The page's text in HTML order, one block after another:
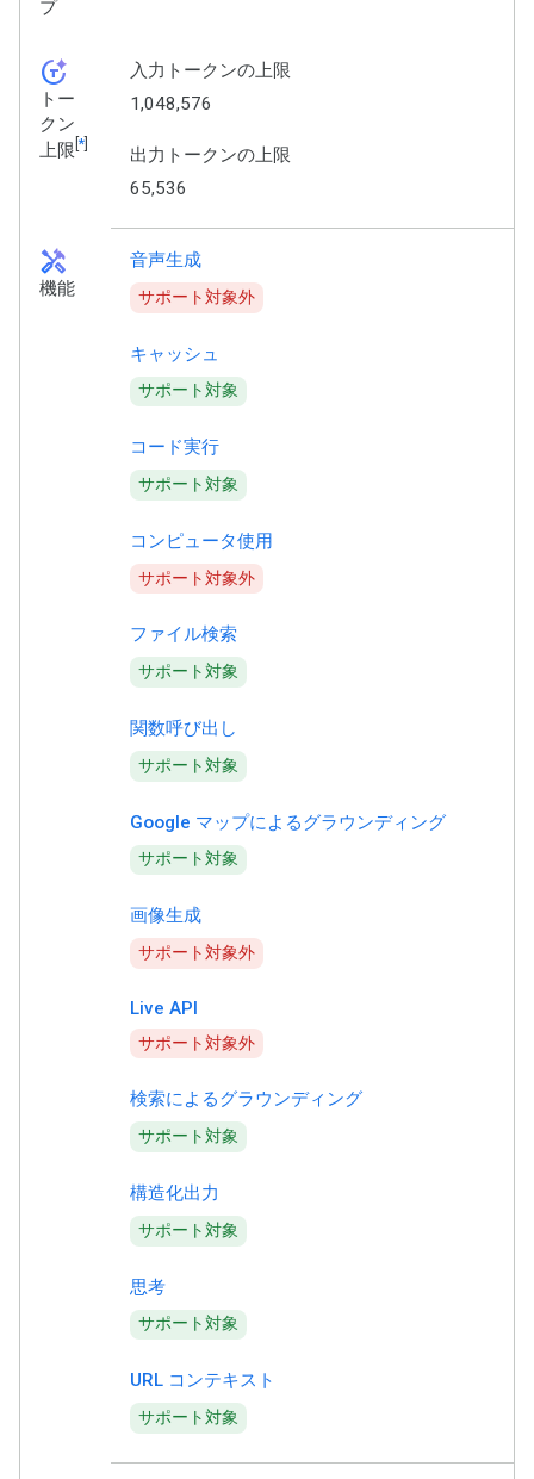
プ
token_auto
トー
クン
上限 [*
入力トークンの上限
1,048,576
出力トークンの上限
65,536
handyman
機能
音声生成
サポート対象外
キャッシュ
サポート対象
コード実行
サポート対象
コンピュータ使用
サポート対象外
ファイル検索
サポート対象
関数呼び出し
サポート対象
Google マップによるグラウンディング
サポート対象
画像生成
サポート対象外
Live API
サポート対象外
検索によるグラウンディング
サポート対象
構造化出力
サポート対象
思考
サポート対象
URL コンテキスト
サポート対象